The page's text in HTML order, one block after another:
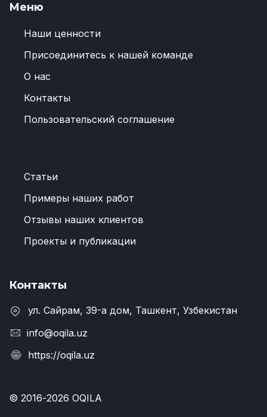
Меню
Наши ценности
Присоединитесь к нашей команде
О нас
Контакты
Пользовательский соглашение
Статьи
Примеры наших работ
Отзывы наших клиентов
Проекты и публикации
Контакты
ул. Сайрам, 39-a дом, Ташкент, Узбекистан
info@oqila.uz
https://oqila.uz
© 2016-2026 OQILA